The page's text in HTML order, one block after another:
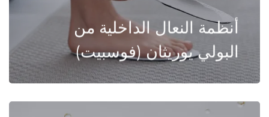
أنظمة النعال الداخلية من
البولي يوريثان (فوسبيت)